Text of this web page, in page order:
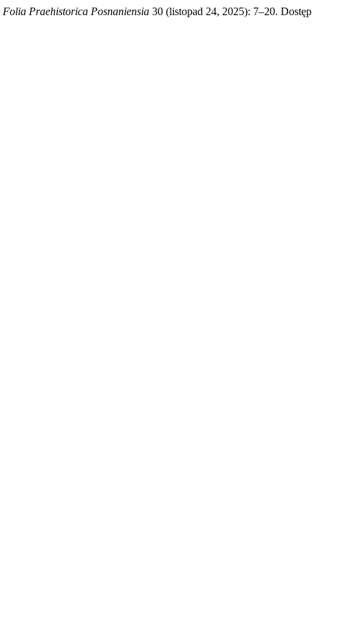
Folia Praehistorica Posnaniensia 30 (listopad 24, 2025): 7–20. Dostęp